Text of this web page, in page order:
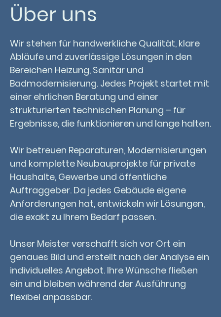
Über uns
Wir stehen für handwerkliche Qualität, klare
Abläufe und zuverlässige Lösungen in den
Bereichen Heizung, Sanitär und
Badmodernisierung. Jedes Projekt startet mit
einer ehrlichen Beratung und einer
strukturierten technischen Planung – für
Ergebnisse, die funktionieren und lange halten.
Wir betreuen Reparaturen, Modernisierungen
und komplette Neubauprojekte für private
Haushalte, Gewerbe und öffentliche
Auftraggeber. Da jedes Gebäude eigene
Anforderungen hat, entwickeln wir Lösungen,
die exakt zu Ihrem Bedarf passen.
Unser Meister verschafft sich vor Ort ein
genaues Bild und erstellt nach der Analyse ein
individuelles Angebot. Ihre Wünsche fließen
ein und bleiben während der Ausführung
flexibel anpassbar.